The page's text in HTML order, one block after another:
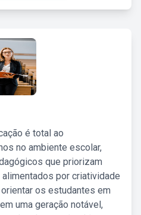
é total ao
no ambiente escolar,
que priorizam
por criatividade
os estudantes em
uma geração notável,